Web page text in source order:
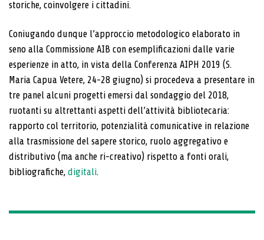
storiche, coinvolgere i cittadini.
Coniugando dunque l’approccio metodologico elaborato in
seno alla Commissione AIB con esemplificazioni dalle varie
esperienze in atto, in vista della Conferenza AIPH 2019 (S.
Maria Capua Vetere, 24-28 giugno) si procedeva a presentare in
tre panel alcuni progetti emersi dal sondaggio del 2018,
ruotanti su altrettanti aspetti dell’attività bibliotecaria:
rapporto col territorio, potenzialità comunicative in relazione
alla trasmissione del sapere storico, ruolo aggregativo e
distributivo (ma anche ri-creativo) rispetto a fonti orali,
bibliografiche, digitali.